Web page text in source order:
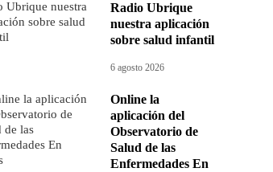
Radio Ubrique
nuestra aplicación
sobre salud infantil
6 agosto 2026
Online la
aplicación del
Observatorio de
Salud de las
Enfermedades En